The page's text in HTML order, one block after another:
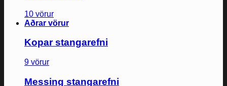
10 vörur
Aðrar vörur
Kopar stangarefni
9 vörur
Messing stangarefni